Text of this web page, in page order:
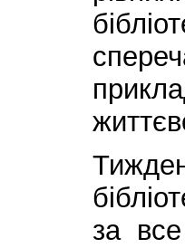
за